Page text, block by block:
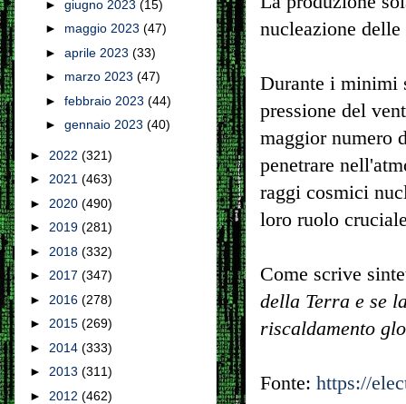
nucleazione delle
Durante i minimi
pressione del
maggior numero
penetrare
raggi cosmici
loro ruolo
Come scrive
della Terra e se
riscaldamento
Fonte: https://
► giugno 2023 (15)
► maggio 2023 (47)
► aprile 2023 (33)
► marzo 2023 (47)
► febbraio 2023 (44)
► gennaio 2023 (40)
► 2022 (321)
► 2021 (463)
► 2020 (490)
► 2019 (281)
► 2018 (332)
► 2017 (347)
► 2016 (278)
► 2015 (269)
► 2014 (333)
► 2013 (311)
► 2012 (462)